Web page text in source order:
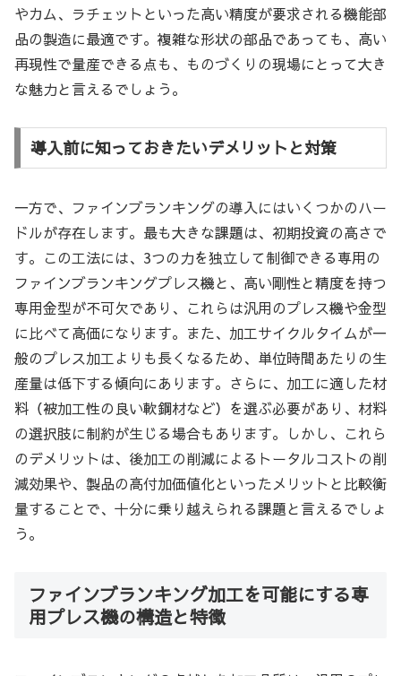
やカム、ラチェットといった高い精度が要求される機能部
品の製造に最適です。複雑な形状の部品であっても、高い
再現性で量産できる点も、ものづくりの現場にとって大き
な魅力と言えるでしょう。
導入前に知っておきたいデメリットと対策
一方で、ファインブランキングの導入にはいくつかのハー
ドルが存在します。最も大きな課題は、初期投資の高さで
す。この工法には、3つの力を独立して制御できる専用の
ファインブランキングプレス機と、高い剛性と精度を持つ
専用金型が不可欠であり、これらは汎用のプレス機や金型
に比べて高価になります。また、加工サイクルタイムが一
般のプレス加工よりも長くなるため、単位時間あたりの生
産量は低下する傾向にあります。さらに、加工に適した材
料（被加工性の良い軟鋼材など）を選ぶ必要があり、材料
の選択肢に制約が生じる場合もあります。しかし、これら
のデメリットは、後加工の削減によるトータルコストの削
減効果や、製品の高付加価値化といったメリットと比較衡
量することで、十分に乗り越えられる課題と言えるでしょ
う。
ファインブランキング加工を可能にする専
用プレス機の構造と特徴